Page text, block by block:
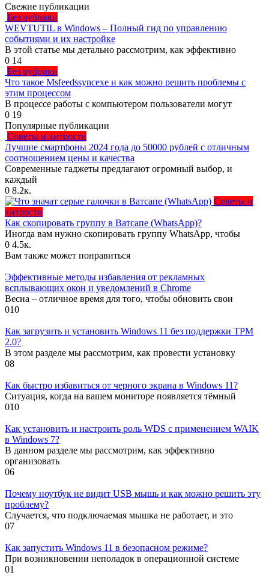
Свежие публикации
Без рубрики
WEVTUTIL в Windows – Полный гид по управлению
событиями и их настройке
В этой статье мы детально рассмотрим, как эффективно
0 14
Без рубрики
Что такое Msfeedssyncexe и как можно решить проблемы с
этим процессом
В процессе работы с компьютером пользователи могут
0 19
Популярные публикации
Советы и хитрости
Лучшие смартфоны 2024 года до 50000 рублей с отличным
соотношением цены и качества
Современные гаджеты предлагают огромный выбор, и
каждый
0 8.2к.
Советы и
хитрости
Как скопировать группу в Ватсапе (WhatsApp)?
Иногда вам нужно скопировать группу WhatsApp, чтобы
0 4.5к.
Вам также может понравиться
Эффективные методы избавления от рекламных
всплывающих окон и уведомлений в Chrome
Весна – отличное время для того, чтобы обновить свои
010
Как загрузить и установить Windows 11 без поддержки TPM
2.0?
В этом разделе мы рассмотрим, как провести установку
08
Как быстро избавиться от черного экрана в Windows 11?
Ситуация, когда на вашем мониторе появляется тёмный
010
Как установить и настроить роль WDS с применением WAIK
в Windows 7?
В данном разделе мы рассмотрим, как эффективно
организовать
06
Почему ноутбук не видит USB мышь и как можно решить эту
проблему?
Случается, что подключаемая мышка не работает, и это
07
Как запустить Windows 11 в безопасном режиме?
При возникновении неполадок в операционной системе
01